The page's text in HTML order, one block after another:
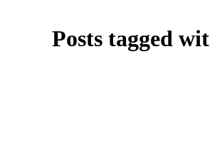
Posts tagged